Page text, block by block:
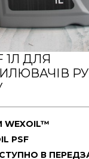
1Л ДЛЯ
WEXOIL™
PSF
В